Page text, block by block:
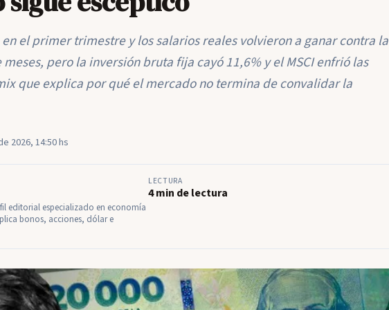
en el primer trimestre y los salarios reales volvieron a ganar contra la
pero la inversión bruta fija cayó 11,6% y el MSCI enfrió las
que explica por qué el mercado no termina de convalidar la
2026, 14:50 hs
editorial especializado en economía
bonos, acciones, dólar e
LECTURA
4 min de lectura